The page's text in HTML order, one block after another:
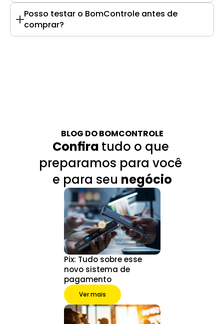
Posso testar o BomControle antes de
comprar?
BLOG DO BOMCONTROLE
Confira tudo o que
preparamos para você
e para seu negócio
Pix: Tudo sobre esse
novo sistema de
pagamento
Ver mais